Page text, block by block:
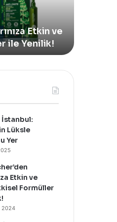
Profesyonel
Terapi ile Kişiye
İstanbul:
Lüksle
Yer
Etkin ve
Formüller
2024